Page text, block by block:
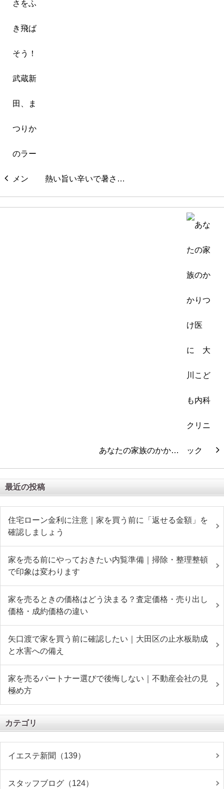
熱い旨い辛いで暑さ…
あなたの家族のかか…
最近の投稿
住宅ローン金利に注意｜家を買う前に「返せる金額」を
確認しましょう
家を売る前にやっておきたい内覧準備｜掃除・整理整頓
で印象は変わります
家を売るときの価格はどう決まる？査定価格・売り出し
価格・成約価格の違い
矢口渡で家を買う前に確認したい｜大田区の止水板助成
と水害への備え
家を売るパートナー選びで後悔しない｜不動産会社の見
極め方
カテゴリ
イエステ新聞（139）
スタッフブログ（124）